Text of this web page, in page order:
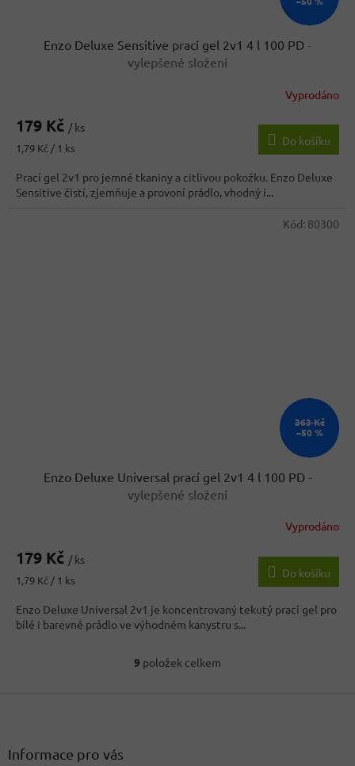
Enzo Deluxe Sensitive prací gel 2v1 4 l 100 PD -
vylepšené složení
Vyprodáno
179 Kč / ks
Měrná
1,79 Kč / 1 ks
Do košíku
Prací gel 2v1 pro jemné tkaniny a citlivou pokožku. Enzo Deluxe
Sensitive čistí, zjemňuje a provoní prádlo, vhodný i...
363 Kč
–50 %
Enzo Deluxe Universal prací gel 2v1 4 l 100 PD -
vylepšené složení
Vyprodáno
179 Kč / ks
Měrná
1,79 Kč / 1 ks
Do košíku
Enzo Deluxe Universal 2v1 je koncentrovaný tekutý prací gel pro
bílé i barevné prádlo ve výhodném kanystru s...
Kód: 80300
O
9 položek celkem
Informace pro vás